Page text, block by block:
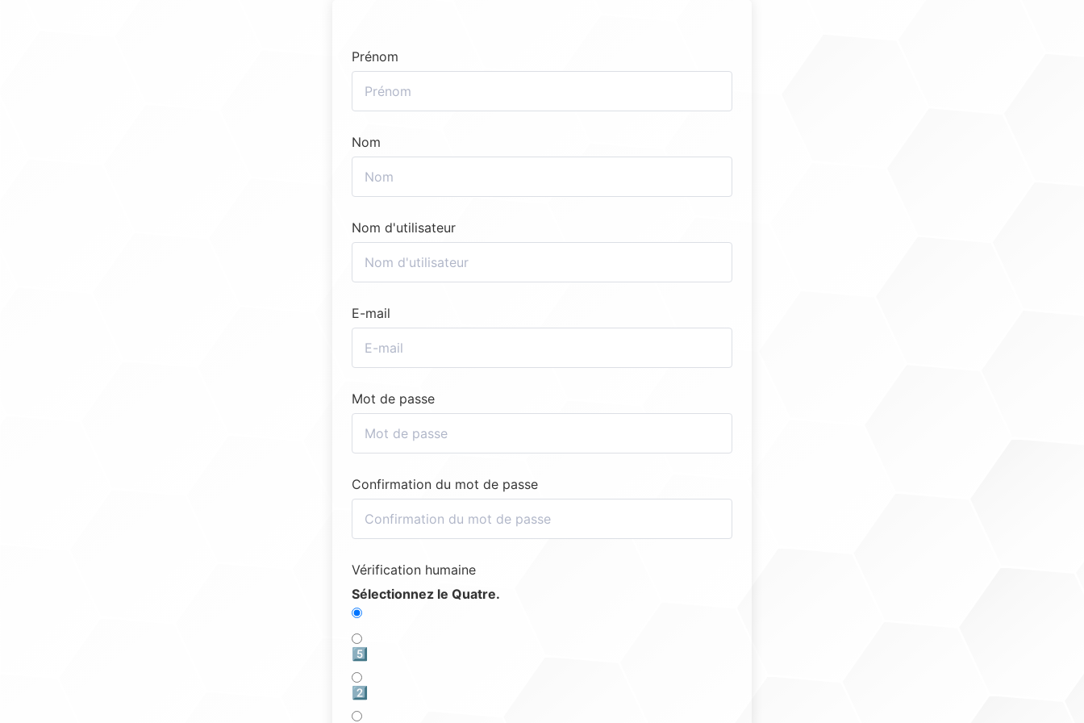
Prénom
Nom
Nom d'utilisateur
E-mail
Mot de passe
Confirmation du mot de passe
Vérification humaine
Sélectionnez le Quatre.
5️⃣
2️⃣